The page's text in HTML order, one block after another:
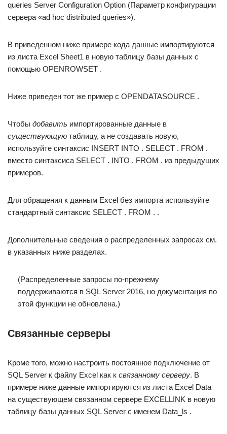
queries Server Configuration Option (Параметр конфигурации
сервера «ad hoc distributed queries»).
В приведенном ниже примере кода данные импортируются
из листа Excel Sheet1 в новую таблицу базы данных с
помощью OPENROWSET .
Ниже приведен тот же пример с OPENDATASOURCE .
Чтобы добавить импортированные данные в
существующую таблицу, а не создавать новую,
используйте синтаксис INSERT INTO . SELECT . FROM .
вместо синтаксиса SELECT . INTO . FROM . из предыдущих
примеров.
Для обращения к данным Excel без импорта используйте
стандартный синтаксис SELECT . FROM . .
Дополнительные сведения о распределенных запросах см.
в указанных ниже разделах.
(Распределенные запросы по-прежнему
поддерживаются в SQL Server 2016, но документация по
этой функции не обновлена.)
Связанные серверы
Кроме того, можно настроить постоянное подключение от
SQL Server к файлу Excel как к связанному серверу. В
примере ниже данные импортируются из листа Excel Data
на существующем связанном сервере EXCELLINK в новую
таблицу базы данных SQL Server с именем Data_ls .